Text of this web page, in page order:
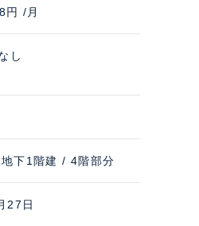
円 /月
し
下1階建 / 4階部分
27日